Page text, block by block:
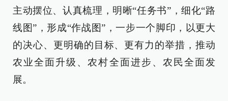
主动摆位、认真梳理，明晰“任务书”，细化“路
线图”，形成“作战图”，一步一个脚印，以更大
的决心、更明确的目标、更有力的举措，推动
农业全面升级、农村全面进步、农民全面发
展。